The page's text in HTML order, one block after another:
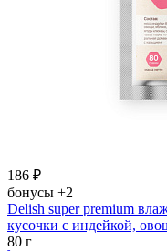
186 ₽
бонусы +2
Delish super premium
кусочки с индейкой,
80 г